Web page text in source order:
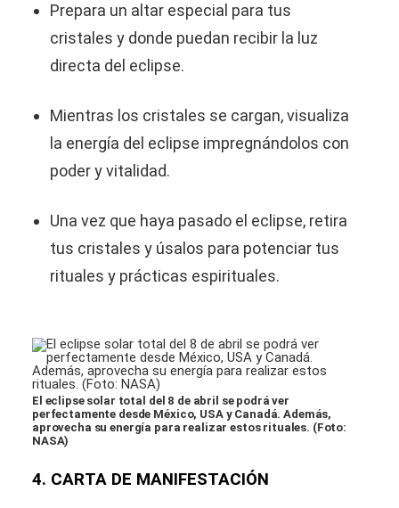
Prepara un altar especial para tus
cristales y donde puedan recibir la luz
directa del eclipse.
Mientras los cristales se cargan, visualiza
la energía del eclipse impregnándolos con
poder y vitalidad.
Una vez que haya pasado el eclipse, retira
tus cristales y úsalos para potenciar tus
rituales y prácticas espirituales.
El eclipse solar total del 8 de abril se podrá ver
perfectamente desde México, USA y Canadá. Además,
aprovecha su energía para realizar estos rituales. (Foto:
NASA)
4. CARTA DE MANIFESTACIÓN